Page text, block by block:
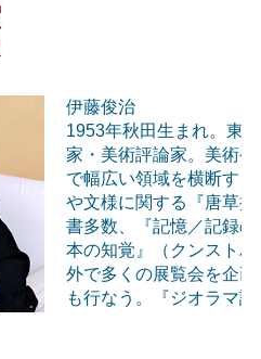
伊藤俊治
1953年秋田生まれ。東
家・美術評論家。美術
で幅広い領域を横断す
や文様に関する『唐草
書多数、『記憶／記録
本の知覚』（クンスト
外で多くの展覧会を企
も行なう。『ジオラマ